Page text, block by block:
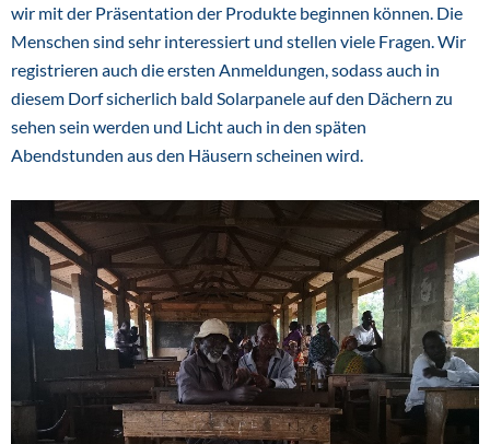
wir mit der Präsentation der Produkte beginnen können. Die
Menschen sind sehr interessiert und stellen viele Fragen. Wir
registrieren auch die ersten Anmeldungen, sodass auch in
diesem Dorf sicherlich bald Solarpanele auf den Dächern zu
sehen sein werden und Licht auch in den späten
Abendstunden aus den Häusern scheinen wird.